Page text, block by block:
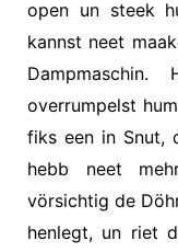
open un steek
kannst neet
overrumpelst
fiks een in Snut,
hebb neet
vörsichtig de
henlegt, un riet